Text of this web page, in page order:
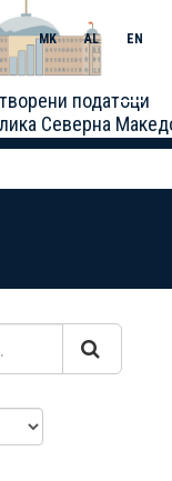
податоци
Северна
MK AL EN
Toggle